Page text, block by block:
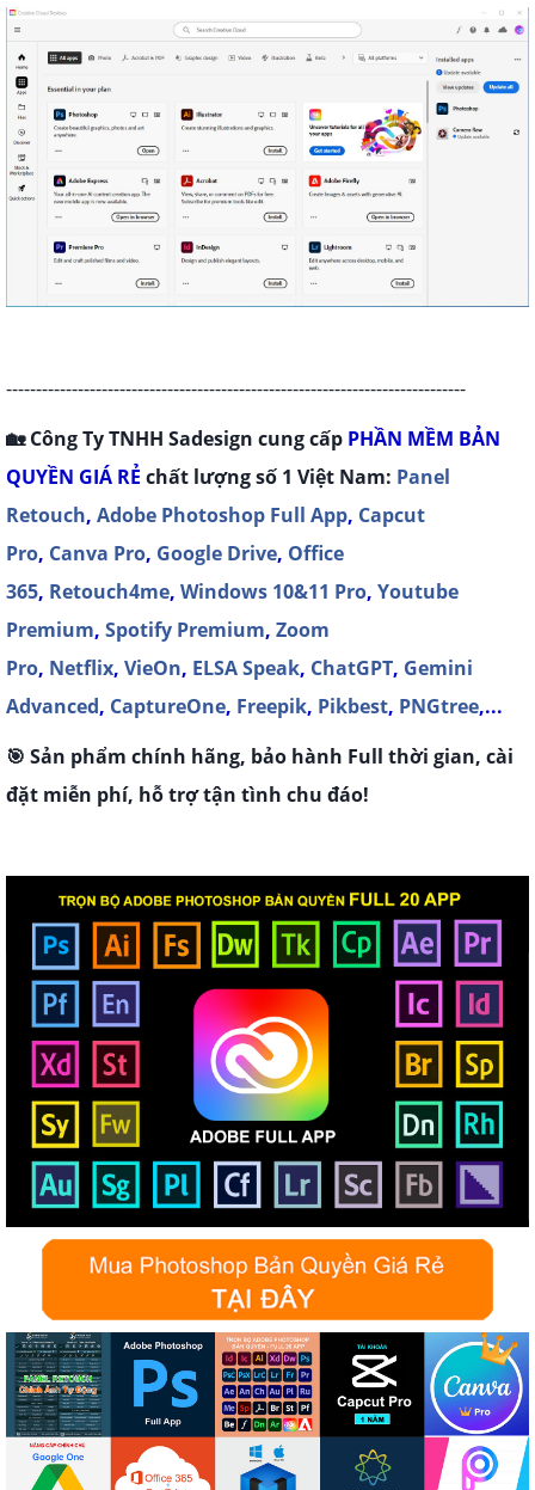
-----------------------------------------------------------------------------
🏡 Công Ty TNHH Sadesign cung cấp PHẦN MỀM BẢN
QUYỀN GIÁ RẺ chất lượng số 1 Việt Nam: Panel
Retouch, Adobe Photoshop Full App, Capcut
Pro, Canva Pro, Google Drive, Office
365, Retouch4me, Windows 10&11 Pro, Youtube
Premium, Spotify Premium, Zoom
Pro, Netflix, VieOn, ELSA Speak, ChatGPT, Gemini
Advanced, CaptureOne, Freepik, Pikbest, PNGtree,...
🎯 Sản phẩm chính hãng, bảo hành Full thời gian, cài
đặt miễn phí, hỗ trợ tận tình chu đáo!